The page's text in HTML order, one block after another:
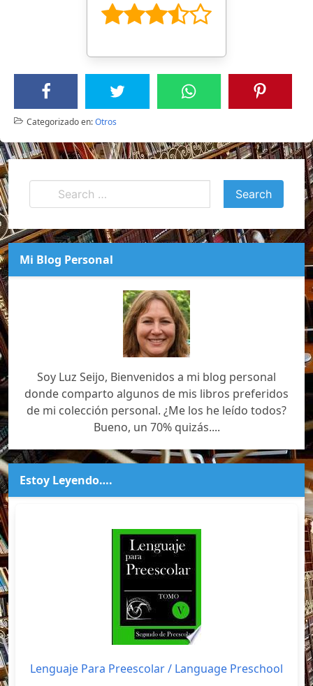
Categorizado en:Otros
Mi Blog Personal
Soy Luz Seijo, Bienvenidos a mi blog personal
donde comparto algunos de mis libros preferidos
de mi colección personal. ¿Me los he leído todos?
Bueno, un 70% quizás....
Estoy Leyendo….
Lenguaje Para Preescolar / Language Preschool